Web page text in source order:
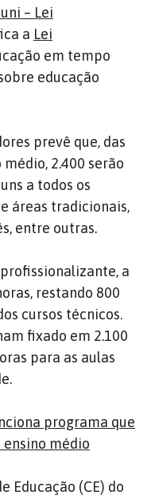
– Lei
a Lei
em tempo
educação
prevê que, das
2.400 serão
a todos os
áreas tradicionais,
entre outras.
a
restando 800
cursos técnicos.
fixado em 2.100
para as aulas
programa que
médio
Educação (CE) do